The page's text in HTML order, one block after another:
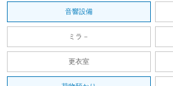
音響設備
ミラ－
更衣室